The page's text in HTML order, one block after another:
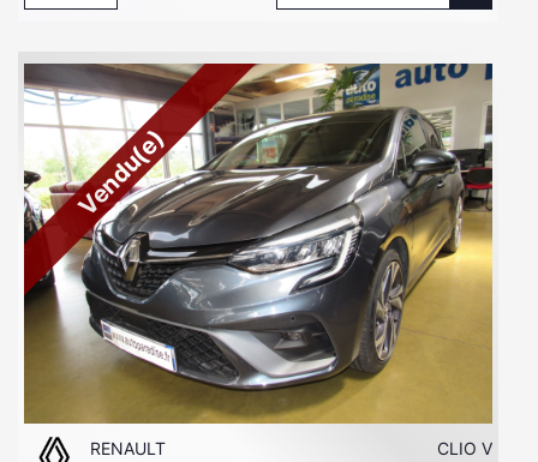
Vendu(e)
RENAULT CLIO V